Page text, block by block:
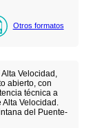
Otros formatos
Velocidad,
abierto, con
técnica a
Alta Velocidad.
del Puente-